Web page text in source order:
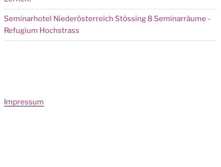
Seminarhotel Niederösterreich Stössing 8 Seminarräume -
Refugium Hochstrass
Impressum